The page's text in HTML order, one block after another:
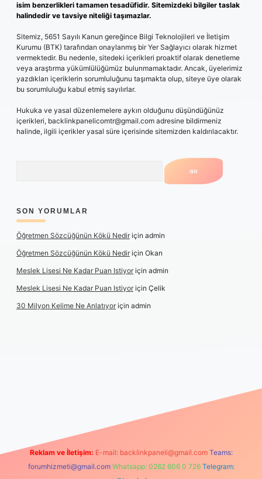
isim benzerlikleri tamamen tesadüfidir. Sitemizdeki bilgiler taslak
halindedir ve tavsiye niteliği taşımazlar.
Sitemiz, 5651 Sayılı Kanun gereğince Bilgi Teknolojileri ve İletişim
Kurumu (BTK) tarafından onaylanmış bir Yer Sağlayıcı olarak hizmet
vermektedir. Bu nedenle, sitedeki içerikleri proaktif olarak denetleme
veya araştırma yükümlülüğümüz bulunmamaktadır. Ancak, üyelerimiz
yazdıkları içeriklerin sorumluluğunu taşımakta olup, siteye üye olarak
bu sorumluluğu kabul etmiş sayılırlar.
Hukuka ve yasal düzenlemelere aykırı olduğunu düşündüğünüz
içerikleri, backlinkpanelicomtr@gmail.com adresine bildirmeniz
halinde, ilgili içerikler yasal süre içerisinde sitemizden kaldırılacaktır.
SON YORUMLAR
Öğretmen Sözcüğünün Kökü Nediriçin admin
Öğretmen Sözcüğünün Kökü Nediriçin Okan
Meslek Lisesi Ne Kadar Puan Istiyoriçin admin
Meslek Lisesi Ne Kadar Puan Istiyoriçin Çelik
30 Milyon Kelime Ne Anlatıyoriçin admin
Reklam ve İletişim: E-mail: backlinkpaneli@gmail.com Teams:
forumhizmeti@gmail.com Whatsapp: 0262 606 0 726 Telegram: